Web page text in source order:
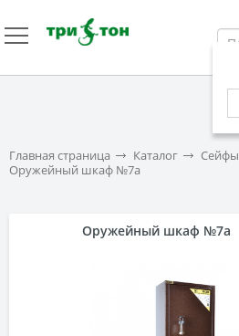
Главная страница Каталог Сейфы
Оружейный шкаф №7а
Оружейный шкаф №7а